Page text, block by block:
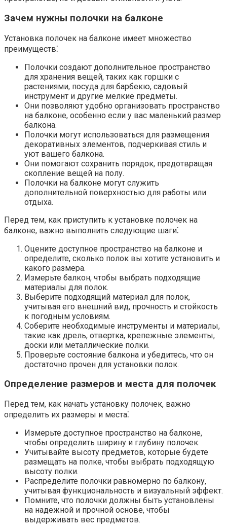
Зачем нужны полочки на балконе
Установка полочек на балконе имеет множество
преимуществ⁚
Полочки создают дополнительное пространство
для хранения вещей, таких как горшки с
растениями, посуда для барбекю, садовый
инструмент и другие мелкие предметы.​
Они позволяют удобно организовать пространство
на балконе, особенно если у вас маленький размер
балкона.​
Полочки могут использоваться для размещения
декоративных элементов, подчеркивая стиль и
уют вашего балкона.​
Они помогают сохранить порядок, предотвращая
скопление вещей на полу.
Полочки на балконе могут служить
дополнительной поверхностью для работы или
отдыха.​
Перед тем, как приступить к установке полочек на
балконе, важно выполнить следующие шаги⁚
Оцените доступное пространство на балконе и
определите, сколько полок вы хотите установить и
какого размера.​
Измерьте балкон, чтобы выбрать подходящие
материалы для полок.
Выберите подходящий материал для полок,
учитывая его внешний вид, прочность и стойкость
к погодным условиям.
Соберите необходимые инструменты и материалы,
такие как дрель, отвертка, крепежные элементы,
доски или металлические полки.
Проверьте состояние балкона и убедитесь, что он
достаточно прочен для установки полок.​
Определение размеров и места для полочек
Перед тем, как начать установку полочек, важно
определить их размеры и места⁚
Измерьте доступное пространство на балконе,
чтобы определить ширину и глубину полочек.​
Учитывайте высоту предметов, которые будете
размещать на полке, чтобы выбрать подходящую
высоту полки.​
Распределите полочки равномерно по балкону,
учитывая функциональность и визуальный эффект.​
Помните, что полочки должны быть установлены
на надежной и прочной основе, чтобы
выдерживать вес предметов.​